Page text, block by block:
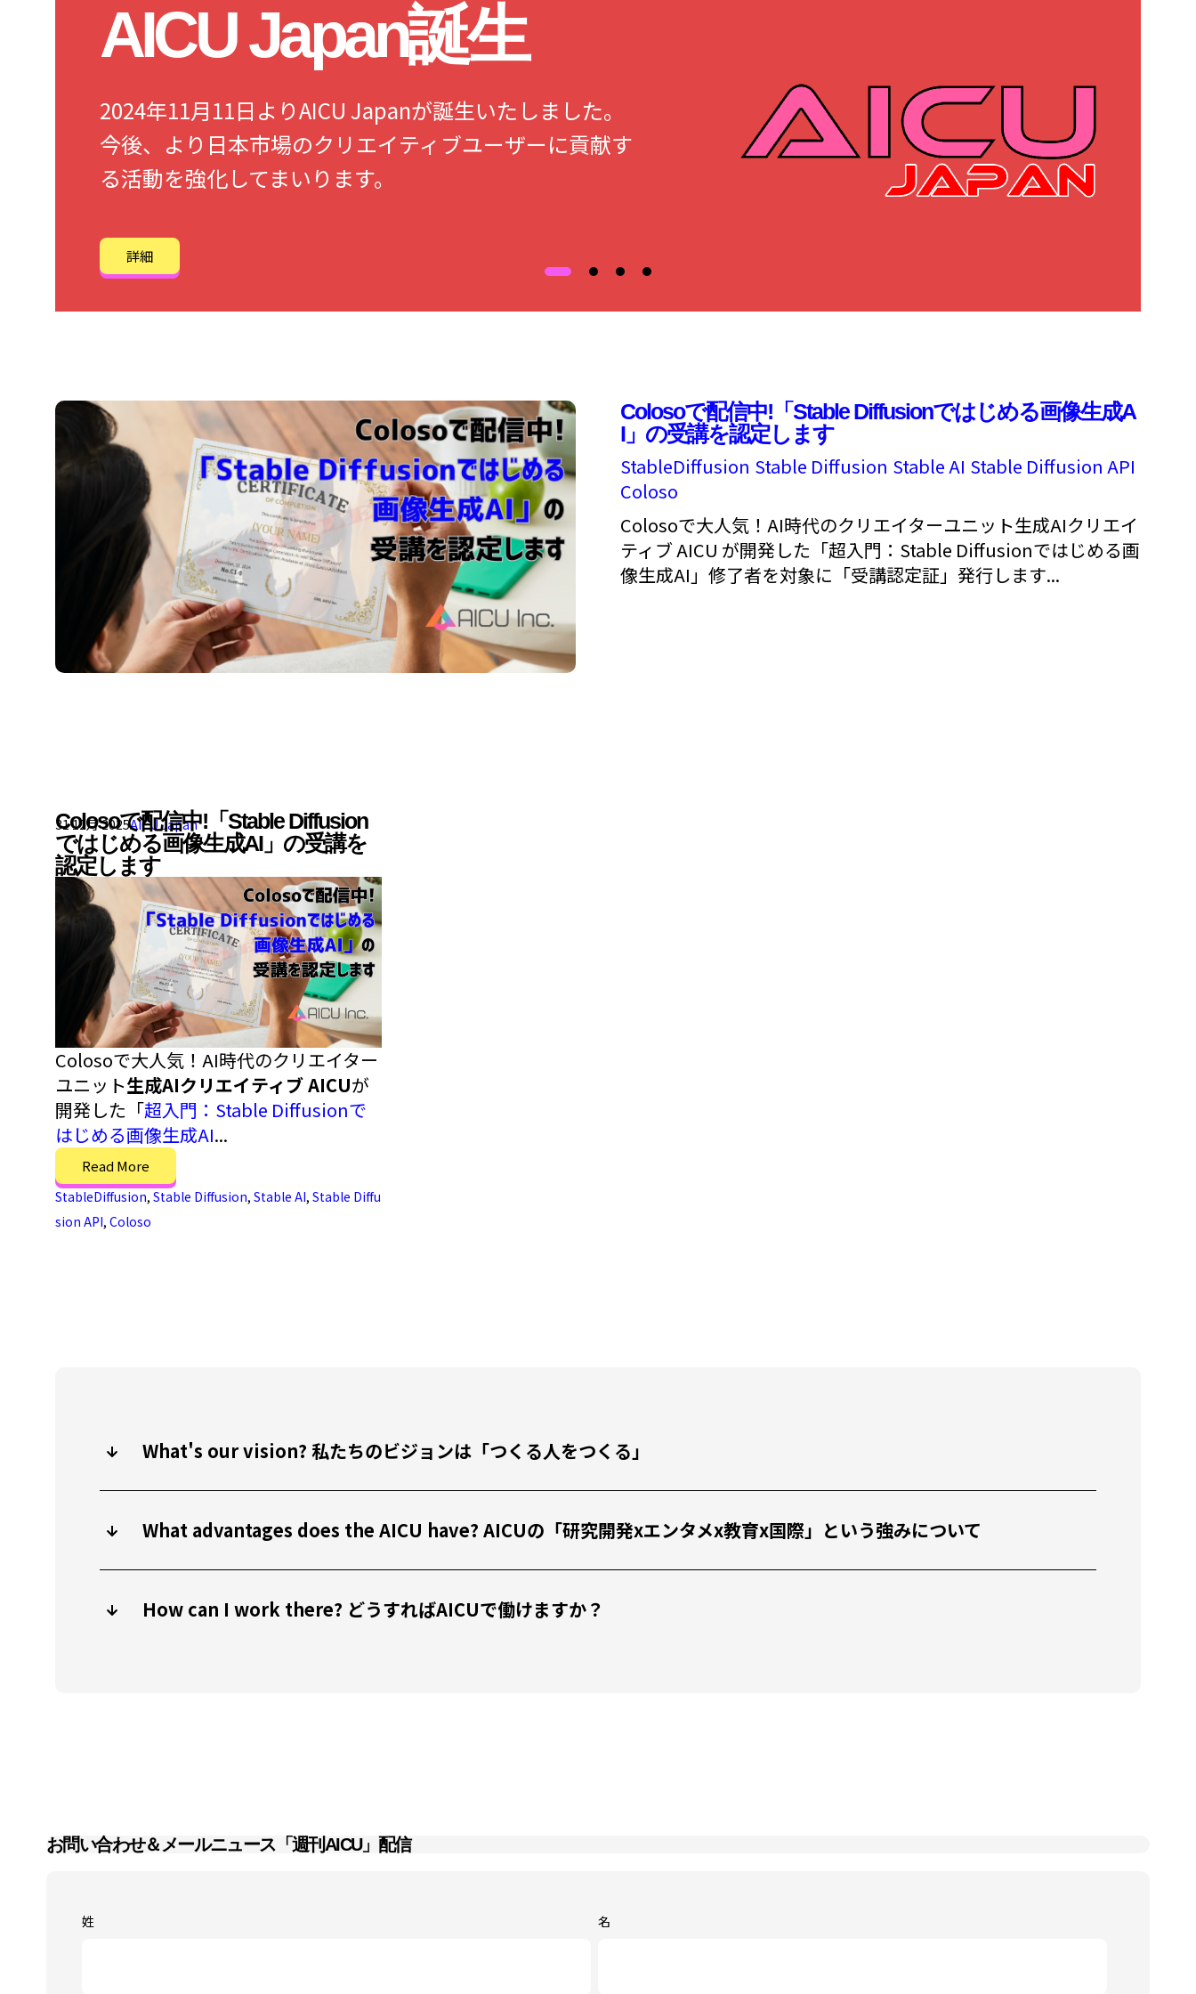
AICU Japan誕生
2024年11月11日よりAICU Japanが誕生いたしました。
今後、より日本市場のクリエイティブユーザーに貢献す
る活動を強化してまいります。
詳細
Colosoで配信中!「Stable Diffusionではじめる画像生成A
I」の受講を認定します
StableDiffusion Stable Diffusion Stable AI Stable Diffusion API
Coloso
Colosoで大人気！AI時代のクリエイターユニット生成AIクリエイ
ティブ AICU が開発した「超入門：Stable Diffusionではじめる画
像生成AI」修了者を対象に「受講認定証」発行します...
Colosoで配信中!「Stable Diffusion
ではじめる画像生成AI」の受講を
認定します
31 12月 2025AICU Japan
Colosoで大人気！AI時代のクリエイター
ユニット生成AIクリエイティブ AICUが
開発した「超入門：Stable Diffusionで
はじめる画像生成AI...
Read More
StableDiffusion, Stable Diffusion, Stable AI, Stable Diffu
sion API, Coloso
What's our vision? 私たちのビジョンは「つくる人をつくる」
What advantages does the AICU have? AICUの「研究開発xエンタメx教育x国際」という強みについて
How can I work there? どうすればAICUで働けますか？
お問い合わせ＆メールニュース「週刊AICU」配信
姓 名